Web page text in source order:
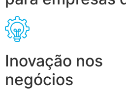
Inovação nos
negócios